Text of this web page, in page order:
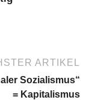
ARTIKEL
Sozialismus“
= Kapitalismus